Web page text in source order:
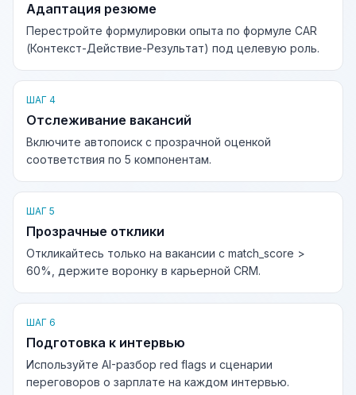
Адаптация резюме
Перестройте формулировки опыта по формуле CAR
(Контекст-Действие-Результат) под целевую роль.
ШАГ 4
Отслеживание вакансий
Включите автопоиск с прозрачной оценкой
соответствия по 5 компонентам.
ШАГ 5
Прозрачные отклики
Откликайтесь только на вакансии с match_score >
60%, держите воронку в карьерной CRM.
ШАГ 6
Подготовка к интервью
Используйте AI-разбор red flags и сценарии
переговоров о зарплате на каждом интервью.